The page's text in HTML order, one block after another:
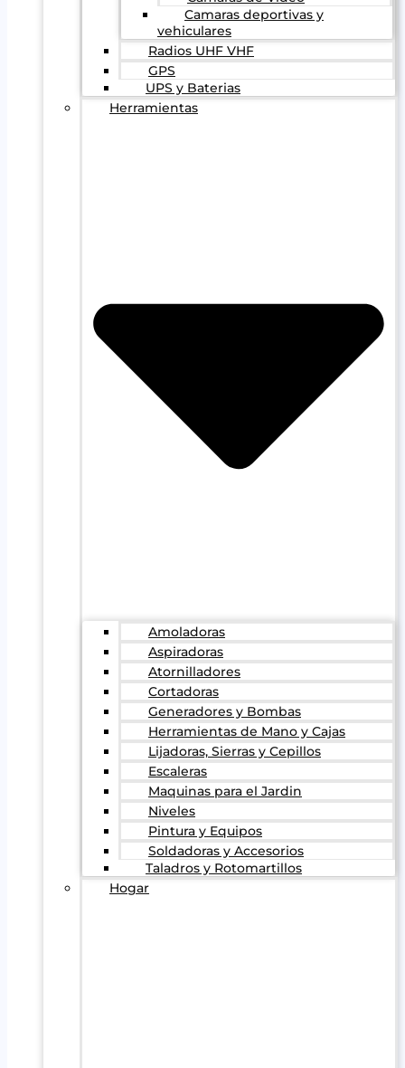
Camaras deportivas y
vehiculares
Radios UHF VHF
GPS
UPS y Baterias
Herramientas
Amoladoras
Aspiradoras
Atornilladores
Cortadoras
Generadores y Bombas
Herramientas de Mano y Cajas
Lijadoras, Sierras y Cepillos
Escaleras
Maquinas para el Jardin
Niveles
Pintura y Equipos
Soldadoras y Accesorios
Taladros y Rotomartillos
Hogar